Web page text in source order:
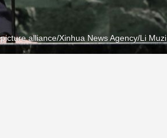
picture alliance/Xinhua News Agency/Li Muzi